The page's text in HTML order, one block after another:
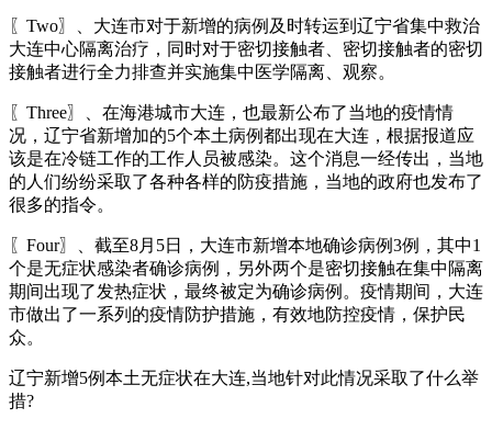
〖Two〗、大连市对于新增的病例及时转运到辽宁省集中救治
大连中心隔离治疗，同时对于密切接触者、密切接触者的密切
接触者进行全力排查并实施集中医学隔离、观察。
〖Three〗、在海港城市大连，也最新公布了当地的疫情情
况，辽宁省新增加的5个本土病例都出现在大连，根据报道应
该是在冷链工作的工作人员被感染。这个消息一经传出，当地
的人们纷纷采取了各种各样的防疫措施，当地的政府也发布了
很多的指令。
〖Four〗、截至8月5日，大连市新增本地确诊病例3例，其中1
个是无症状感染者确诊病例，另外两个是密切接触在集中隔离
期间出现了发热症状，最终被定为确诊病例。疫情期间，大连
市做出了一系列的疫情防护措施，有效地防控疫情，保护民
众。
辽宁新增5例本土无症状在大连,当地针对此情况采取了什么举
措?